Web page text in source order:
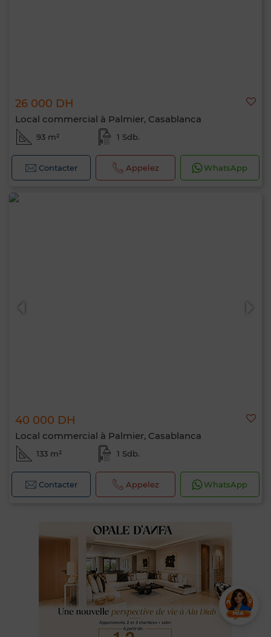
26 000 DH
Local commercial à Palmier, Casablanca
93 m² 1 Sdb.
Contacter Appelez WhatsApp
40 000 DH
Local commercial à Palmier, Casablanca
133 m² 1 Sdb.
Contacter Appelez WhatsApp